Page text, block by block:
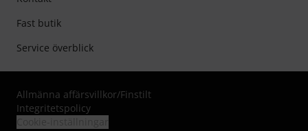
Fast butik
Service överblick
Allmänna affärsvillkor/Finstilt
Integritetspolicy